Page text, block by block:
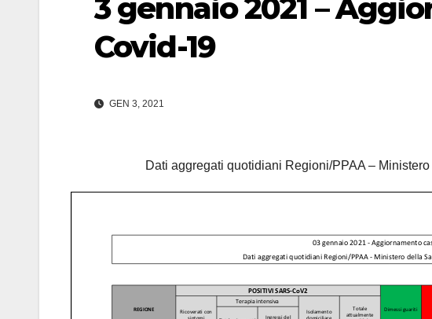
3 gennaio 2021 –
Covid-19
GEN 3, 2021
Dati aggregati quotidiani Regioni/PPAA –